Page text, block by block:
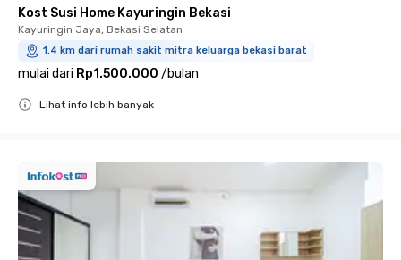
Kost Susi Home Kayuringin Bekasi
Kayuringin Jaya, Bekasi Selatan
1.4 km dari rumah sakit mitra keluarga bekasi barat
mulai dari Rp1.500.000 /bulan
Lihat info lebih banyak